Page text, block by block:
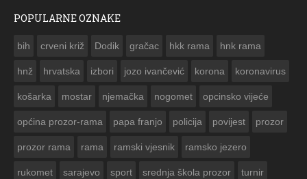
POPULARNE OZNAKE
bih crveni križ Dodik gračac hkk rama hnk rama
hnž hrvatska izbori jozo ivančević korona koronavirus
košarka mostar njemačka nogomet opcinsko vijeće
općina prozor-rama papa franjo policija povijest prozor
prozor rama rama ramski vjesnik ramsko jezero
rukomet sarajevo sport srednja škola prozor turnir